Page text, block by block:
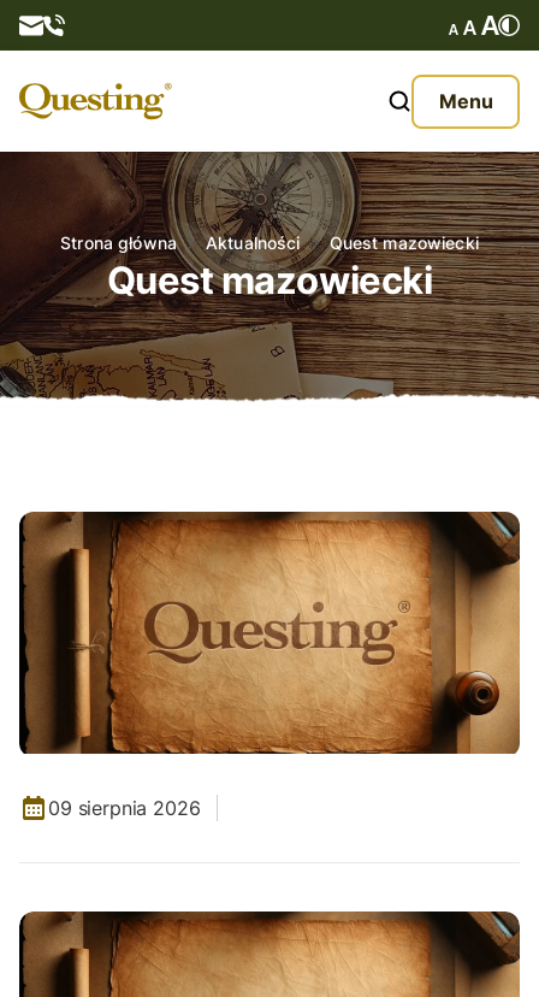
Menu
O nas
Oferta
Aktualności
Kontakt
Strona główna Aktualności Quest mazowiecki
Quest mazowiecki
09 sierpnia 2026